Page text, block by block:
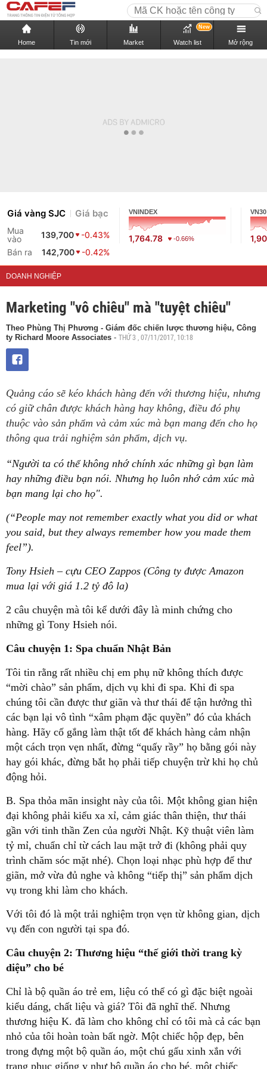
Home Tin mới Market Watch list
New
Mở rộng
Giá vàng SJC Giá bạc
Mua
vào
139,700
-0.43%
Bán ra
142,700 -0.42%
VNINDEX
1,764.78 -0.66%
VN30
DOANH NGHIỆP
Marketing "vô chiêu" mà "tuyệt chiêu"
Theo Phùng Thị Phương - Giám đốc chiến lược thương hiệu, Công
ty Richard Moore Associates - THỨ 3 , 07/11/2017, 10:18
Quảng cáo sẽ kéo khách hàng đến với thương hiệu, nhưng
có giữ chân được khách hàng hay không, điều đó phụ
thuộc vào sản phẩm và cảm xúc mà bạn mang đến cho họ
thông qua trải nghiệm sản phẩm, dịch vụ.
“Người ta có thể không nhớ chính xác những gì bạn làm
hay những điều bạn nói. Nhưng họ luôn nhớ cảm xúc mà
bạn mang lại cho họ".
(“People may not remember exactly what you did or what
you said, but they always remember how you made them
feel”).
Tony Hsieh – cựu CEO Zappos (Công ty được Amazon
mua lại với giá 1.2 tỷ đô la)
2 câu chuyện mà tôi kể dưới đây là minh chứng cho
những gì Tony Hsieh nói.
Câu chuyện 1: Spa chuẩn Nhật Bản
Tôi tin rằng rất nhiều chị em phụ nữ không thích được
“mời chào” sản phẩm, dịch vụ khi đi spa. Khi đi spa
chúng tôi cần được thư giãn và thư thái để tận hưởng thì
các bạn lại vô tình “xâm phạm đặc quyền” đó của khách
hàng. Hãy cố gắng làm thật tốt để khách hàng cảm nhận
một cách trọn vẹn nhất, đừng “quấy rầy” họ bằng gói này
hay gói khác, đừng bắt họ phải tiếp chuyện trừ khi họ chủ
động hỏi.
B. Spa thỏa mãn insight này của tôi. Một không gian hiện
đại không phải kiểu xa xỉ, cảm giác thân thiện, thư thái
gần với tinh thần Zen của người Nhật. Kỹ thuật viên làm
tỷ mỉ, chuẩn chỉ từ cách lau mặt trở đi (không phải quy
trình chăm sóc mặt nhé). Chọn loại nhạc phù hợp để thư
giãn, mở vừa đủ nghe và không “tiếp thị” sản phẩm dịch
vụ trong khi làm cho khách.
Với tôi đó là một trải nghiệm trọn vẹn từ không gian, dịch
vụ đến con người tại spa đó.
Câu chuyện 2: Thương hiệu “thế giới thời trang kỳ
diệu” cho bé
Chỉ là bộ quần áo trẻ em, liệu có thể có gì đặc biệt ngoài
kiểu dáng, chất liệu và giá? Tôi đã nghĩ thế. Nhưng
thương hiệu K. đã làm cho không chỉ có tôi mà cả các bạn
nhỏ của tôi hoàn toàn bất ngờ. Một chiếc hộp đẹp, bên
trong đựng một bộ quần áo, một chú gấu xinh xắn với
trang phục giống y như bộ quần áo cho bé, một chiếc